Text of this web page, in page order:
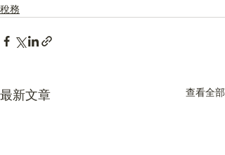
稅務
最新文章 查看全部